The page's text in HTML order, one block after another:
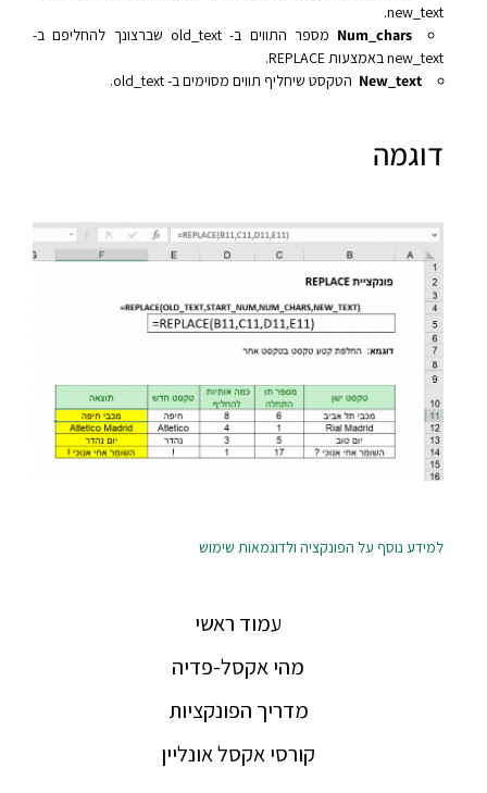
new_text.
Num_chars
מספר התווים ב- old_text שברצונך להחליפם ב-
new_text באמצעות REPLACE.
New_text הטקסט שיחליף תווים מסוימים ב- old_text.
דוגמה
למידע נוסף על הפונקציה ולדוגמאות שימוש
עמוד ראשי
מהי אקסל-פדיה
מדריך הפונקציות
קורסי אקסל אונליין